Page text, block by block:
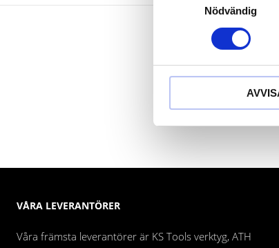
Nödvändig
VÅRA LEVERANTÖRER
Våra främsta leverantörer är KS Tools verktyg, ATH